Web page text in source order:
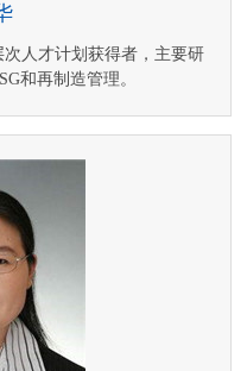
人才计划获得者，主要研
和再制造管理。